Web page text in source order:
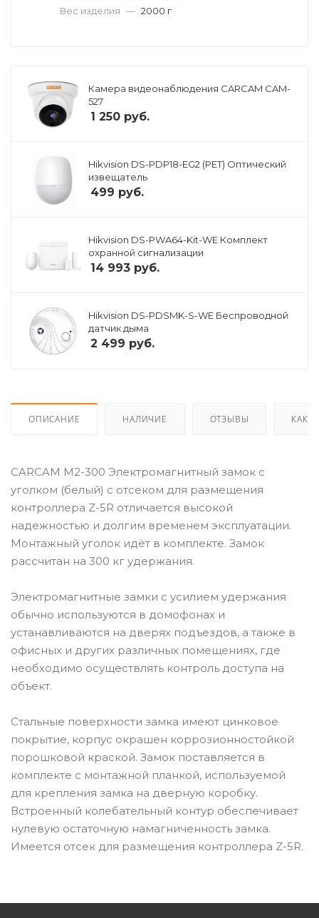
Вес изделия — 2000 г
Камера видеонаблюдения CARCAM CAM-
527
1 250 руб.
Hikvision DS-PDP18-EG2 (PET) Оптический
извещатель
499 руб.
Hikvision DS-PWA64-Kit-WE Комплект
охранной сигнализации
14 993 руб.
Hikvision DS-PDSMK-S-WE Беспроводной
датчик дыма
2 499 руб.
ОПИСАНИЕ НАЛИЧИЕ ОТЗЫВЫ КАК
CARCAM M2-300 Электромагнитный замок с
уголком (белый) с отсеком для размещения
контроллера Z-5R отличается высокой
надежностью и долгим временем эксплуатации.
Монтажный уголок идёт в комплекте. Замок
рассчитан на 300 кг удержания.
Электромагнитные замки с усилием удержания
обычно используются в домофонах и
устанавливаются на дверях подъездов, а также в
офисных и других различных помещениях, где
необходимо осуществлять контроль доступа на
объект.
Стальные поверхности замка имеют цинковое
покрытие, корпус окрашен коррозионностойкой
порошковой краской. Замок поставляется в
комплекте с монтажной планкой, используемой
для крепления замка на дверную коробку.
Встроенный колебательный контур обеспечивает
нулевую остаточную намагниченность замка.
Имеется отсек для размещения контроллера Z-5R.